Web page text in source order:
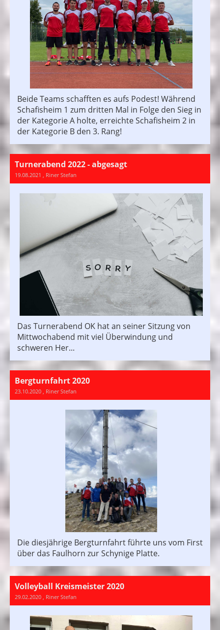
Beide Teams schafften es aufs Podest! Während
Schafisheim 1 zum dritten Mal in Folge den Sieg in
der Kategorie A holte, erreichte Schafisheim 2 in
der Kategorie B den 3. Rang!
Turnerabend 2022 - abgesagt
19.08.2021 , Riner Stefan
Das Turnerabend OK hat an seiner Sitzung von
Mittwochabend mit viel Überwindung und
schweren Her...
Bergturnfahrt 2020
23.10.2020 , Riner Stefan
Die diesjährige Bergturnfahrt führte uns vom First
über das Faulhorn zur Schynige Platte.
Volleyball Kreismeister 2020
29.02.2020 , Riner Stefan